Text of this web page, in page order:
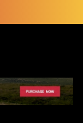
Pro
hơn